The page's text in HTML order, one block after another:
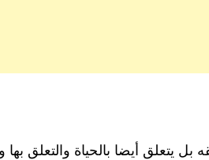
يتعلق أيضا بالحياة والتعلق